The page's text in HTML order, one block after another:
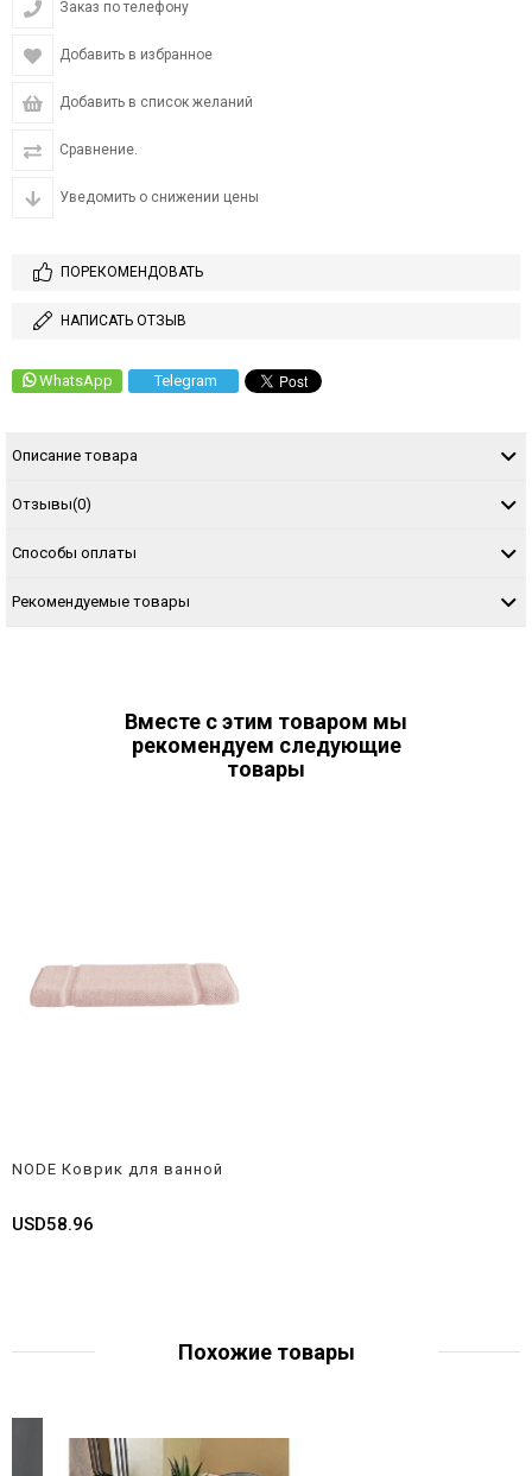
Заказ по телефону
Добавить в избранное
Добавить в список желаний
Сравнение.
Уведомить о снижении цены
ПОРЕКОМЕНДОВАТЬ
НАПИСАТЬ ОТЗЫВ
WhatsApp Telegram
Описание товара
Отзывы(0)
Способы оплаты
Рекомендуемые товары
Вместе с этим товаром мы
рекомендуем следующие
товары
NODE Коврик для ванной
USD58.96
Похожие товары